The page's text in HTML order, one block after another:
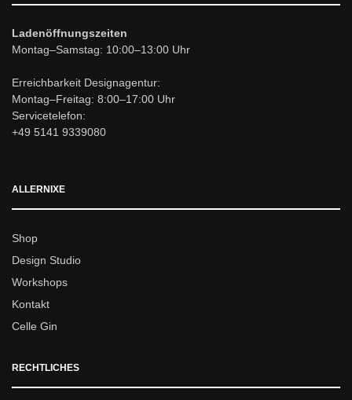
Ladenöffnungszeiten
Montag–Samstag: 10:00–13:00 Uhr
Erreichbarkeit Designagentur:
Montag–Freitag: 8:00–17:00 Uhr
Servicetelefon:
+49 5141 9339080
ALLERNIXE
Shop
Design Studio
Workshops
Kontakt
Celle Gin
RECHTLICHES